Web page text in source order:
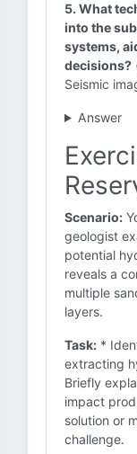
5. What
into the
systems,
decisions?
Seismic
Answer
Scenario:
geologist
potential
reveals a
multiple
layers.
Task: *
extracting
Briefly
impact
solution or
challenge.